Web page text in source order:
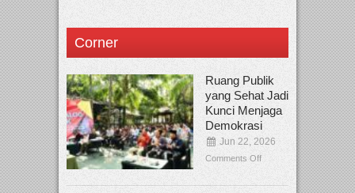
Corner
Ruang Publik
yang Sehat Jadi
Kunci Menjaga
Demokrasi
Jun 22, 2026
Comments Off